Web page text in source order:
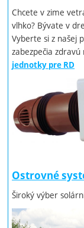
Chcete v zime
vlhko? Bývate v
Vyberte si z našej
zabezpečia
jednotky pre RD
Ostrovné
Široký výber